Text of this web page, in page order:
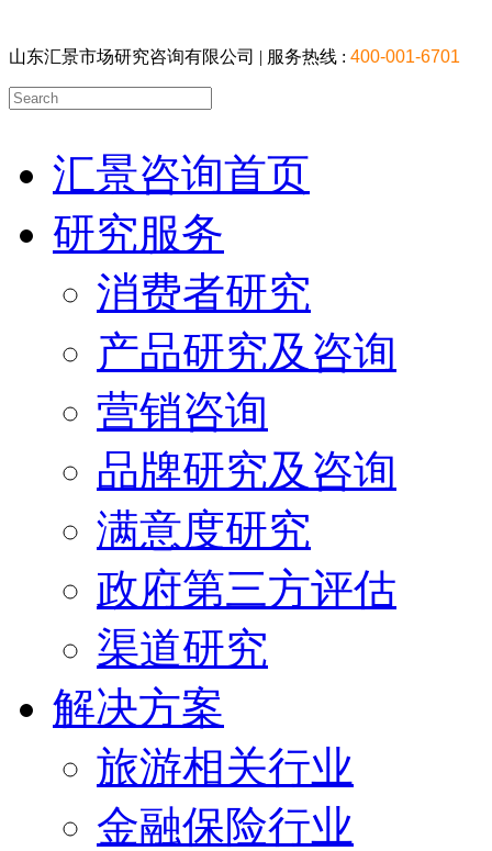
山东汇景市场研究咨询有限公司 | 服务热线 : 400-001-6701
汇景咨询首页
研究服务
消费者研究
产品研究及咨询
营销咨询
品牌研究及咨询
满意度研究
政府第三方评估
渠道研究
解决方案
旅游相关行业
金融保险行业